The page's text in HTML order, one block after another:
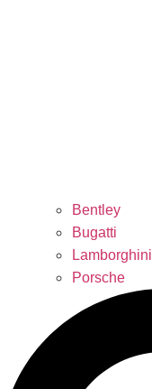
Bentley
Bugatti
Lamborghini
Porsche